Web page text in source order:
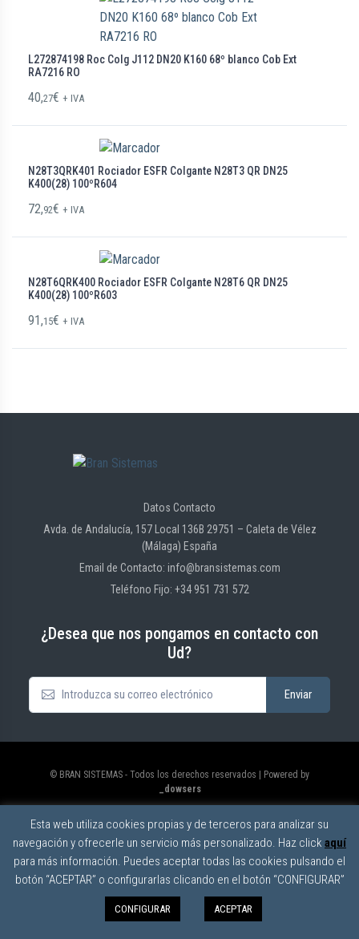
L272874198 Roc Colg J112 DN20 K160 68º blanco Cob Ext
RA7216 RO
40,27€ + IVA
N28T3QRK401 Rociador ESFR Colgante N28T3 QR DN25
K400(28) 100ºR604
72,92€ + IVA
N28T6QRK400 Rociador ESFR Colgante N28T6 QR DN25
K400(28) 100ºR603
91,15€ + IVA
Datos Contacto
Avda. de Andalucía, 157 Local 136B 29751 – Caleta de Vélez
(Málaga) España
Email de Contacto: info@bransistemas.com
Teléfono Fijo: +34 951 731 572
¿Desea que nos pongamos en contacto con
Ud?
© BRAN SISTEMAS - Todos los derechos reservados | Powered by
_dowsers
Esta web utiliza cookies propias y de terceros para analizar su
navegación y ofrecerle un servicio más personalizado. Haz click aquí
para más información. Puedes aceptar todas las cookies pulsando el
botón “ACEPTAR” o configurarlas clicando en el botón “CONFIGURAR”
CONFIGURAR ACEPTAR